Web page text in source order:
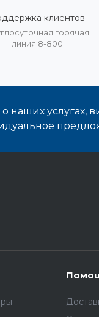
клиентов
горячая
линия 8-800
наших услугах,